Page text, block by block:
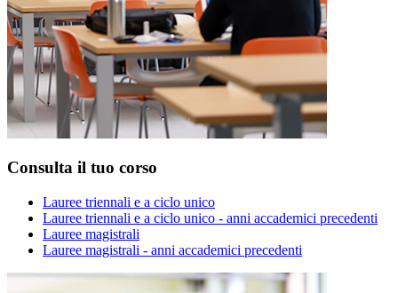
Consulta il tuo corso
Lauree triennali e a ciclo unico
Lauree triennali e a ciclo unico - anni accademici precedenti
Lauree magistrali
Lauree magistrali - anni accademici precedenti